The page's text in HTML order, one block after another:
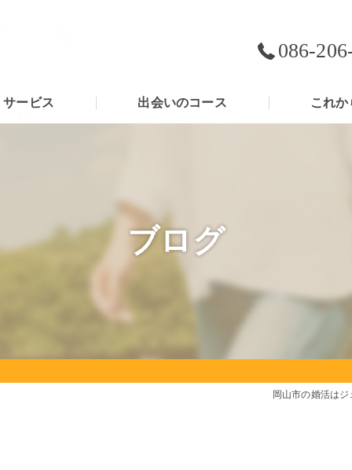
086-
サービス 出会いのコース これか
ブログ
岡山市の婚活は